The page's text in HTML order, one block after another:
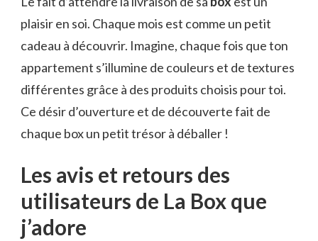
plaisir en soi. Chaque mois est comme un petit
cadeau à découvrir. Imagine, chaque fois que ton
appartement s’illumine de couleurs et de textures
différentes grâce à des produits choisis pour toi.
Ce désir d’ouverture et de découverte fait de
chaque box un petit trésor à déballer !
Les avis et retours des
utilisateurs de La Box que
j’adore